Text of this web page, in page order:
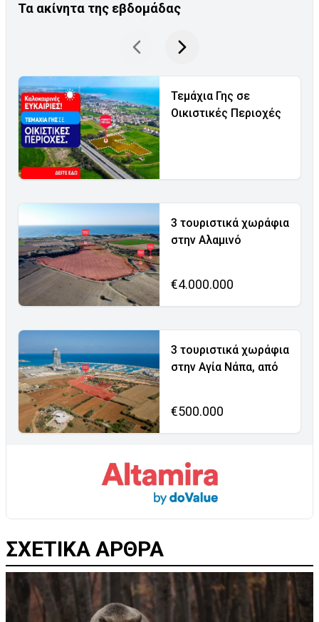
Τα ακίνητα της εβδομάδας
Τεμάχια Γης σε
Οικιστικές Περιοχές
3 τουριστικά χωράφια
στην Αλαμινό
€4.000.000
3 τουριστικά χωράφια
στην Αγία Νάπα, από
€500.000
ΣΧΕΤΙΚΑ ΑΡΘΡΑ